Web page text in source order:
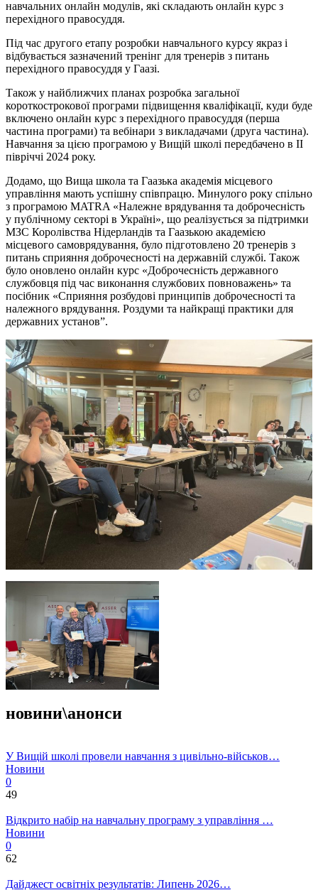
навчальних онлайн модулів, які складають онлайн курс з
перехідного правосуддя.
Під час другого етапу розробки навчального курсу якраз і
відбувається зазначений тренінг для тренерів з питань
перехідного правосуддя у Гаазі.
Також у найближчих планах розробка загальної
короткострокової програми підвищення кваліфікації, куди буде
включено онлайн курс з перехідного правосуддя (перша
частина програми) та вебінари з викладачами (друга частина).
Навчання за цією програмою у Вищій школі передбачено в ІІ
півріччі 2024 року.
Додамо, що Вища школа та Гаазька академія місцевого
управління мають успішну співпрацю. Минулого року спільно
з програмою MATRA «Належне врядування та доброчесність
у публічному секторі в Україні», що реалізується за підтримки
МЗС Королівства Нідерландів та Гаазькою академією
місцевого самоврядування, було підготовлено 20 тренерів з
питань сприяння доброчесності на державній службі. Також
було оновлено онлайн курс «Доброчесність державного
службовця під час виконання службових повноважень» та
посібник «Сприяння розбудові принципів доброчесності та
належного врядування. Роздуми та найкращі практики для
державних установ”.
новини\анонси
У Вищій школі провели навчання з цивільно-військов…
Новини
0
49
Відкрито набір на навчальну програму з управління …
Новини
0
62
Дайджест освітніх результатів: Липень 2026…